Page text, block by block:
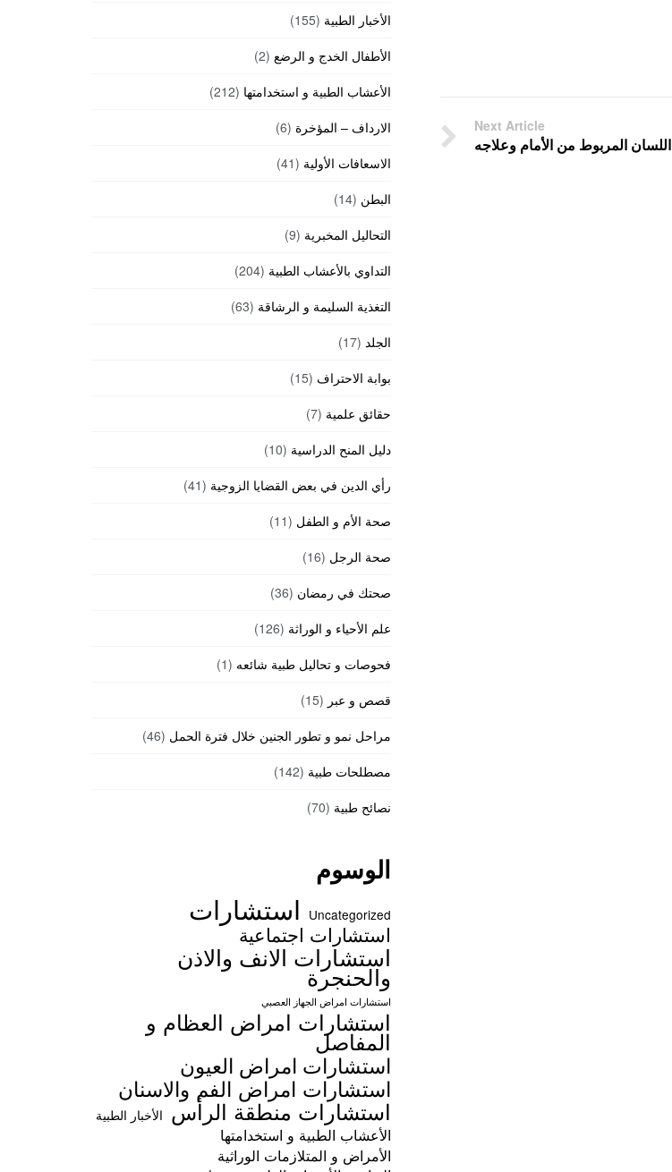
Next Article
اللسان المربوط من الأمام وعلاجه
الأخبار الطبية (155)
الأطفال الخدج و الرضع (2)
الأعشاب الطبية و استخدامتها (212)
الارداف – المؤخرة (6)
الاسعافات الأولية (41)
البطن (14)
التحاليل المخبرية (9)
التداوي بالأعشاب الطبية (204)
التغذية السليمة و الرشاقة (63)
الجلد (17)
بوابة الاحتراف (15)
حقائق علمية (7)
دليل المنح الدراسية (10)
رأي الدين في بعض القضايا الزوجية (41)
صحة الأم و الطفل (11)
صحة الرجل (16)
صحتك في رمضان (36)
علم الأحياء و الوراثة (126)
فحوصات و تحاليل طبية شائعه (1)
قصص و عبر (15)
مراحل نمو و تطور الجنين خلال فترة الحمل (46)
مصطلحات طبية (142)
نصائح طبية (70)
الوسوم
Uncategorized استشارات
استشارات اجتماعية
استشارات الانف والاذن
والحنجرة
استشارات امراض الجهاز العصبي
استشارات امراض العظام و
المفاصل
استشارات امراض العيون
استشارات امراض الفم والاسنان
استشارات منطقة الرأس الأخبار الطبية
الأعشاب الطبية و استخدامتها
الأمراض و المتلازمات الوراثية